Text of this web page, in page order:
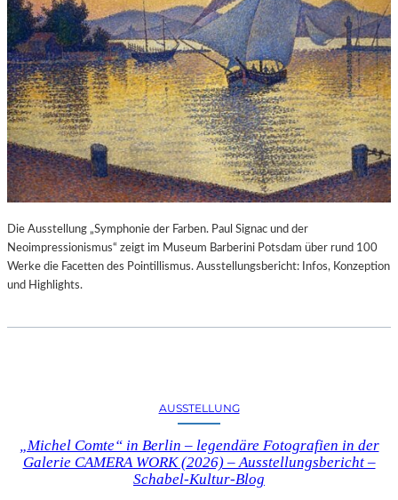
Die Ausstellung „Symphonie der Farben. Paul Signac und der
Neoimpressionismus“ zeigt im Museum Barberini Potsdam über rund 100
Werke die Facetten des Pointillismus. Ausstellungsbericht: Infos, Konzeption
und Highlights.
AUSSTELLUNG
„Michel Comte“ in Berlin – legendäre Fotografien in der
Galerie CAMERA WORK (2026) – Ausstellungsbericht –
Schabel-Kultur-Blog